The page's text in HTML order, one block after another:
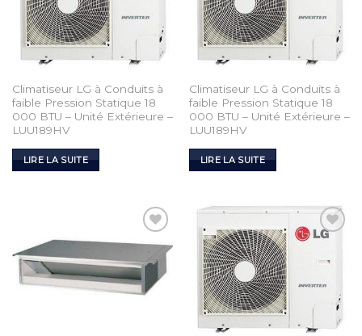
Climatiseur LG à Conduits à
faible Pression Statique 18
000 BTU – Unité Extérieure –
LUU189HV
LIRE LA SUITE
Climatiseur LG à Conduits à
faible Pression Statique 18
000 BTU – Unité Extérieure –
LUU189HV
LIRE LA SUITE
Add to